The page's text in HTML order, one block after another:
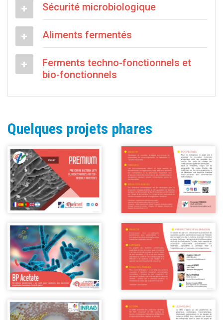
Sécurité microbiologique
Aliments fermentés
Ferments techno-fonctionnels et
bio-fonctionnels
Quelques projets phares